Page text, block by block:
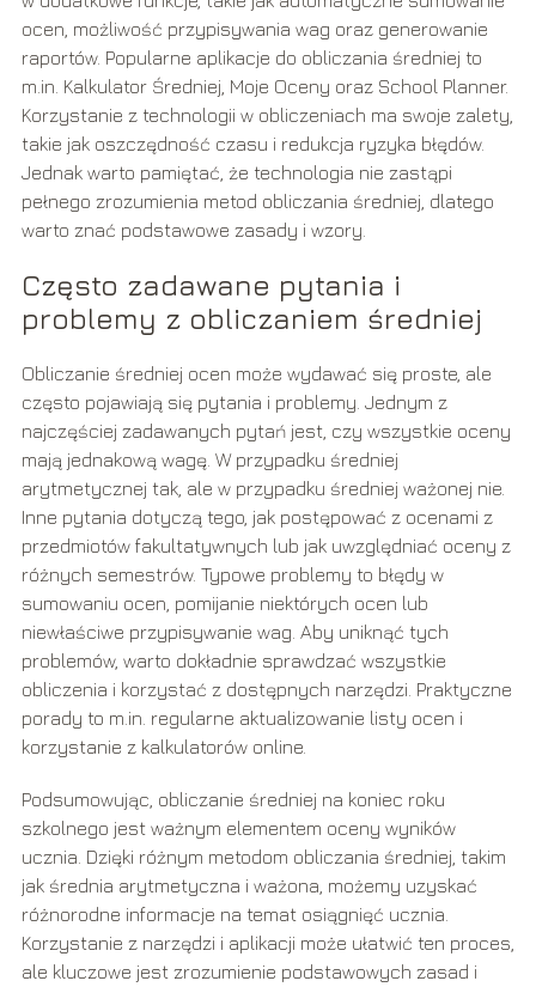
ocen, możliwość przypisywania wag oraz generowanie
raportów. Popularne aplikacje do obliczania średniej to
m.in. Kalkulator Średniej, Moje Oceny oraz School Planner.
Korzystanie z technologii w obliczeniach ma swoje zalety,
takie jak oszczędność czasu i redukcja ryzyka błędów.
Jednak warto pamiętać, że technologia nie zastąpi
pełnego zrozumienia metod obliczania średniej, dlatego
warto znać podstawowe zasady i wzory.
Często zadawane pytania i
problemy z obliczaniem średniej
Obliczanie średniej ocen może wydawać się proste, ale
często pojawiają się pytania i problemy. Jednym z
najczęściej zadawanych pytań jest, czy wszystkie oceny
mają jednakową wagę. W przypadku średniej
arytmetycznej tak, ale w przypadku średniej ważonej nie.
Inne pytania dotyczą tego, jak postępować z ocenami z
przedmiotów fakultatywnych lub jak uwzględniać oceny z
różnych semestrów. Typowe problemy to błędy w
sumowaniu ocen, pomijanie niektórych ocen lub
niewłaściwe przypisywanie wag. Aby uniknąć tych
problemów, warto dokładnie sprawdzać wszystkie
obliczenia i korzystać z dostępnych narzędzi. Praktyczne
porady to m.in. regularne aktualizowanie listy ocen i
korzystanie z kalkulatorów online.
Podsumowując, obliczanie średniej na koniec roku
szkolnego jest ważnym elementem oceny wyników
ucznia. Dzięki różnym metodom obliczania średniej, takim
jak średnia arytmetyczna i ważona, możemy uzyskać
różnorodne informacje na temat osiągnięć ucznia.
Korzystanie z narzędzi i aplikacji może ułatwić ten proces,
ale kluczowe jest zrozumienie podstawowych zasad i